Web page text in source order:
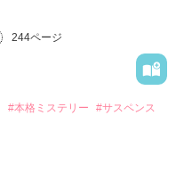
244ページ
#本格ミステリー
#サスペンス